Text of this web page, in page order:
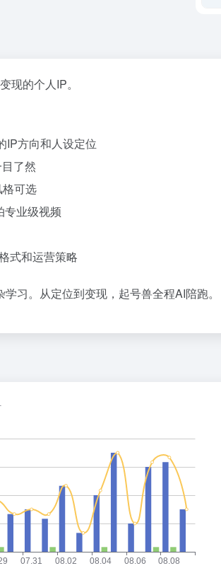
现的个人IP。
IP方向和人设定位
了然
可选
专业级视频
式和运营策略
习。从定位到变现，起号兽全程AI陪跑。